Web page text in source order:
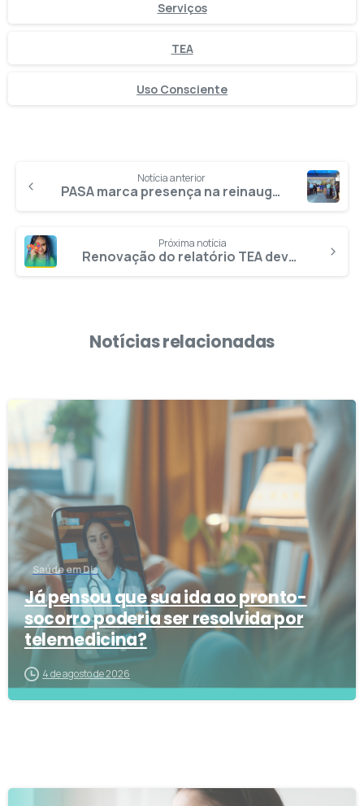
Serviços
TEA
Uso Consciente
Notícia anterior
PASA marca presença na reinauguração do pronto-socorro do Hospital Cinco de Outubro
Próxima notícia
Renovação do relatório TEA deve ser feita anualmente
Notícias relacionadas
Saúde em Dia
Já pensou que sua ida ao pronto-
socorro poderia ser resolvida por
telemedicina?
4 de agosto de 2026